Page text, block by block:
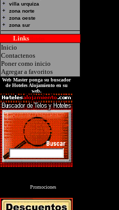
villa urquiza
zona norte
zona oeste
zona sur
Links
Inicio
Contactenos
Poner como inicio
Agregar a favoritos
Web Master ponga su buscador
de Hoteles Alojamiento en su
web.
Promociones